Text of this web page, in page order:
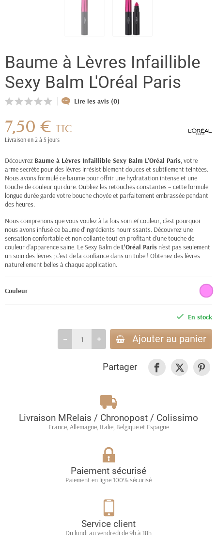
Baume à Lèvres Infaillible
Sexy Balm L'Oréal Paris
Lire les avis (0)
7,50 € TTC
Livraison en 2 à 5 jours
Découvrez Baume à Lèvres Infaillible Sexy Balm L'Oréal Paris, votre
arme secrète pour des lèvres irrésistiblement douces et subtilement teintées.
Nous avons formulé ce baume pour offrir une hydratation intense et une
touche de couleur qui dure. Oubliez les retouches constantes – cette formule
longue durée garde votre bouche choyée et parfaitement embrassée pendant
des heures.
Nous comprenons que vous voulez à la fois soin etcouleur, c'est pourquoi
nous avons infusé ce baume d'ingrédients nourrissants. Découvrez une
sensation confortable et non collante tout en profitant d'une touche de
couleur d'apparence saine. Le Sexy Balm de L'Oréal Paris n'est pas seulement
un soin des lèvres ; c'est de la confiance dans un tube ! Obtenez des lèvres
naturellement belles à chaque application.
Couleur
En stock
Ajouter au panier
Partager
Livraison MRelais / Chronopost / Colissimo
France, Allemagne, Italie, Belgique et Espagne
Paiement sécurisé
Paiement en ligne 100% sécurisé
Service client
Du lundi au vendredi de 9h à 18h